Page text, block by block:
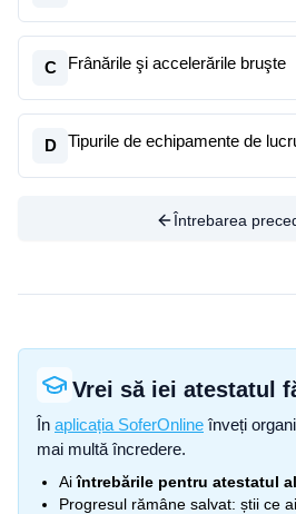
C Frânările şi accelerările bruşte
D Tipurile de echipamente de
Întrebarea
Vrei să iei atestatul
În aplicația SoferOnline înveți
mai multă încredere.
Aiîntrebările pentru atestatul
Progresul rămâne salvat: știi ce